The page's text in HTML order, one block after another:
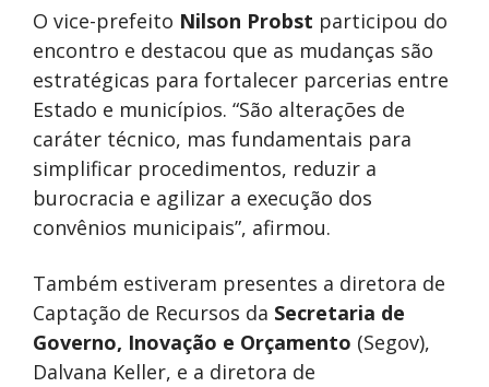
O vice-prefeito Nilson Probst participou do
encontro e destacou que as mudanças são
estratégicas para fortalecer parcerias entre
Estado e municípios. “São alterações de
caráter técnico, mas fundamentais para
simplificar procedimentos, reduzir a
burocracia e agilizar a execução dos
convênios municipais”, afirmou.
Também estiveram presentes a diretora de
Captação de Recursos da Secretaria de
Governo, Inovação e Orçamento (Segov),
Dalvana Keller, e a diretora de